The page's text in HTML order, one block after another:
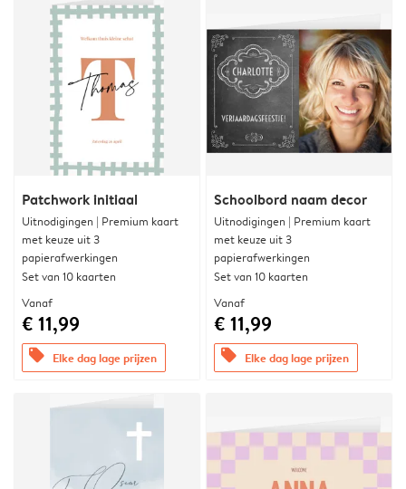
Patchwork initiaal
Uitnodigingen | Premium kaart
met keuze uit 3
papierafwerkingen
Set van 10 kaarten
Vanaf
€ 11,99
offers Elke dag lage prijzen
Schoolbord naam decor
Uitnodigingen | Premium kaart
met keuze uit 3
papierafwerkingen
Set van 10 kaarten
Vanaf
€ 11,99
offers Elke dag lage prijzen